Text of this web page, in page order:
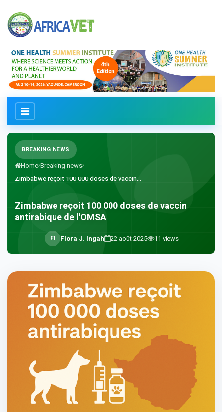
Home Breaking news
Zimbabwe reçoit 100 000 doses de vaccin...
BREAKING NEWS
Zimbabwe reçoit 100 000 doses de vaccin
antirabique de l'OMSA
FI Flora J. Ingah 22 août 2025 11 views